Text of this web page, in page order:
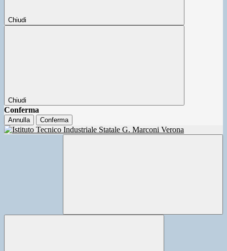
Chiudi
Chiudi
Conferma
Annulla Conferma